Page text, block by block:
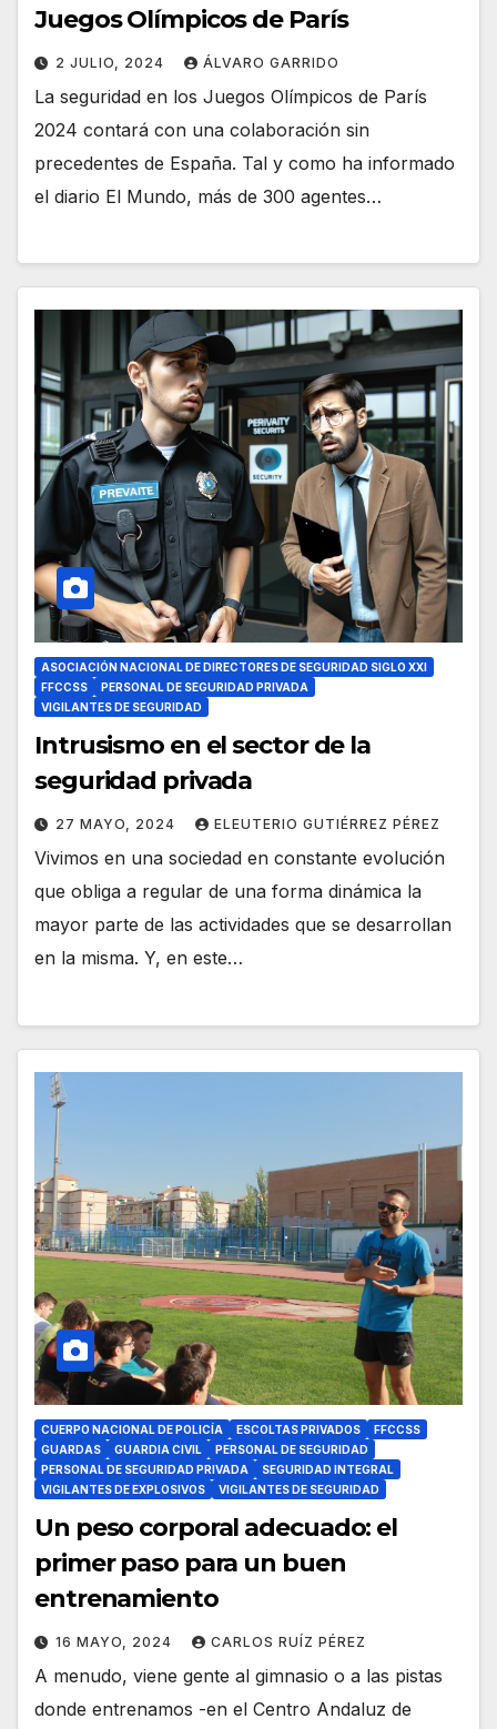
Juegos Olímpicos de París
2 JULIO, 2024 ÁLVARO GARRIDO
La seguridad en los Juegos Olímpicos de París
2024 contará con una colaboración sin
precedentes de España. Tal y como ha informado
el diario El Mundo, más de 300 agentes…
ASOCIACIÓN NACIONAL DE DIRECTORES DE SEGURIDAD SIGLO XXI
FFCCSS
PERSONAL DE SEGURIDAD PRIVADA
VIGILANTES DE SEGURIDAD
Intrusismo en el sector de la
seguridad privada
27 MAYO, 2024 ELEUTERIO GUTIÉRREZ PÉREZ
Vivimos en una sociedad en constante evolución
que obliga a regular de una forma dinámica la
mayor parte de las actividades que se desarrollan
en la misma. Y, en este…
CUERPO NACIONAL DE POLICÍA ESCOLTAS PRIVADOS
FFCCSS
GUARDAS
GUARDIA CIVIL
PERSONAL DE SEGURIDAD
PERSONAL DE SEGURIDAD PRIVADA
SEGURIDAD INTEGRAL
VIGILANTES DE EXPLOSIVOS
VIGILANTES DE SEGURIDAD
Un peso corporal adecuado: el
primer paso para un buen
entrenamiento
16 MAYO, 2024 CARLOS RUÍZ PÉREZ
A menudo, viene gente al gimnasio o a las pistas
donde entrenamos -en el Centro Andaluz de